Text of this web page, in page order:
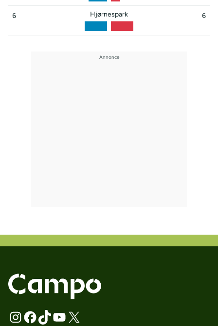
6 Hjørnespark 6